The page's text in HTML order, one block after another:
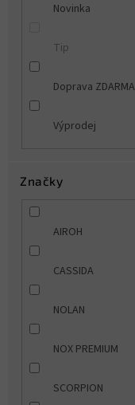
Novinka
Tip
Doprava ZDARMA
Výprodej
Značky
AIROH
CASSIDA
NOLAN
NOX PREMIUM
SCORPION